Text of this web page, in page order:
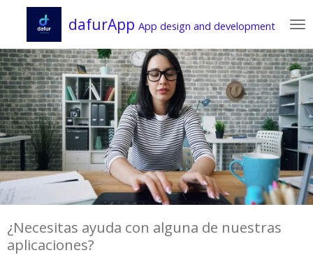
Hauptinhalt
springen
dafurApp App design and development
¿Necesitas ayuda con alguna de nuestras
aplicaciones?